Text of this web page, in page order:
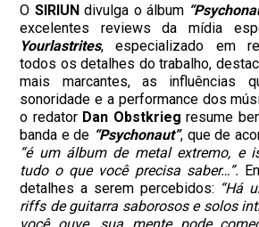
O SIRIUNdivulga o álbum
excelentes reviews da mídia
Yourlastrites, especializado em
todos os detalhes do trabalho,
mais marcantes, as influências
sonoridade e a performance dos
o redator Dan Obstkriegresume
banda e de “Psychonaut”, que de
“é um álbum de metal extremo, e
tudo o que você precisa saber…”.
detalhes a serem percebidos: “Há
riffs de guitarra saborosos e solos